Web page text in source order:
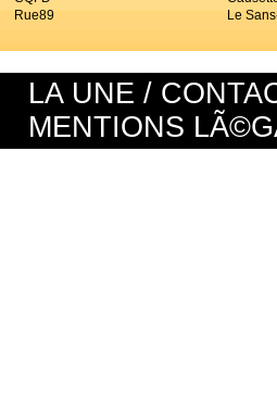
Rue89
Le
LA UNE /
MENTIONS